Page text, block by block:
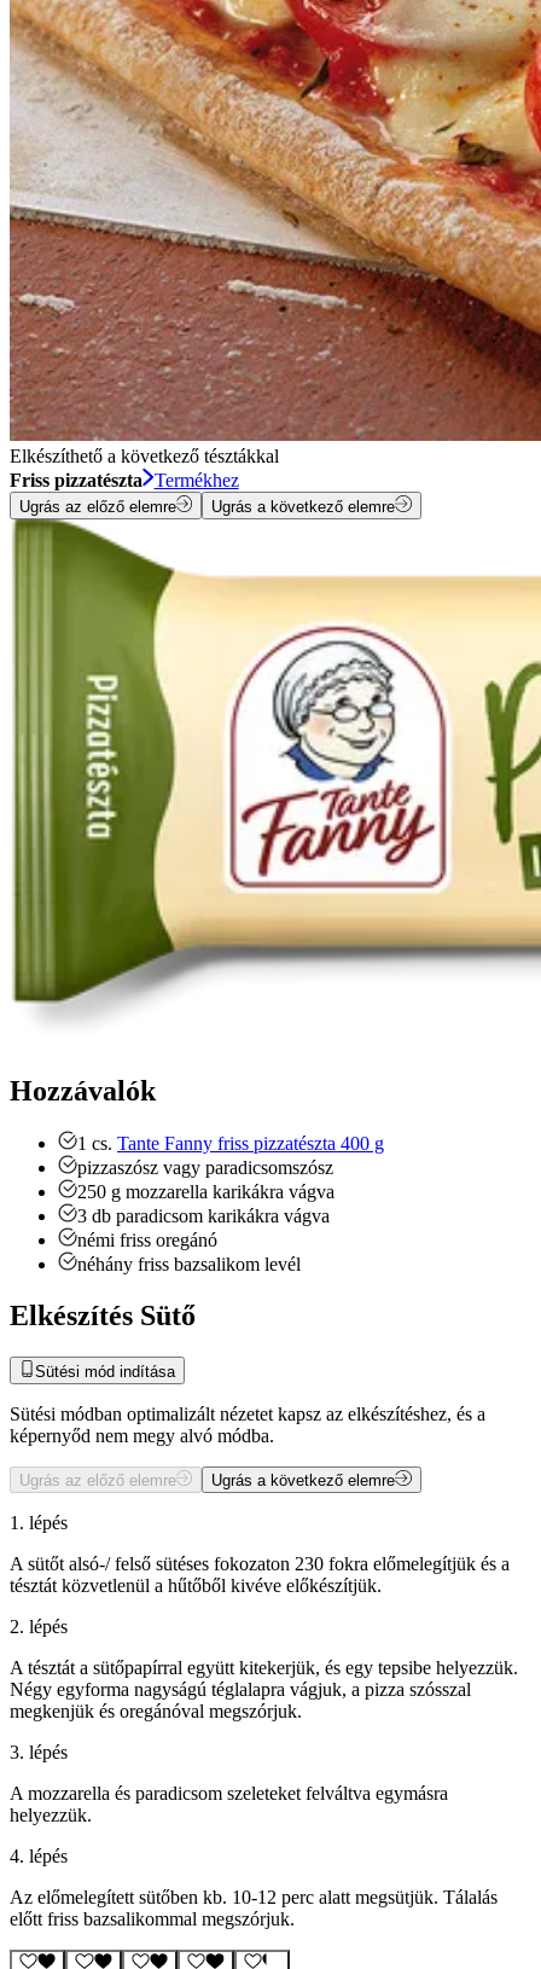
Elkészíthető a következő tésztákkal
Friss pizzatészta
Termékhez
Ugrás az előző elemre Ugrás a következő elemre
Hozzávalók
1 cs. Tante Fanny friss pizzatészta 400 g
pizzaszósz vagy paradicsomszósz
250 g mozzarella karikákra vágva
3 db paradicsom karikákra vágva
némi friss oregánó
néhány friss bazsalikom levél
Elkészítés Sütő
Sütési mód indítása
Sütési módban optimalizált nézetet kapsz az elkészítéshez, és a
képernyőd nem megy alvó módba.
Ugrás az előző elemre Ugrás a következő elemre
1. lépés
A sütőt alsó-/ felső sütéses fokozaton 230 fokra előmelegítjük és a
tésztát közvetlenül a hűtőből kivéve előkészítjük.
2. lépés
A tésztát a sütőpapírral együtt kitekerjük, és egy tepsibe helyezzük.
Négy egyforma nagyságú téglalapra vágjuk, a pizza szósszal
megkenjük és oregánóval megszórjuk.
3. lépés
A mozzarella és paradicsom szeleteket felváltva egymásra
helyezzük.
4. lépés
Az előmelegített sütőben kb. 10-12 perc alatt megsütjük. Tálalás
előtt friss bazsalikommal megszórjuk.